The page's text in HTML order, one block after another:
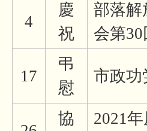
4
慶
祝
部落解
会第
17
弔
慰
市政功
協
2021